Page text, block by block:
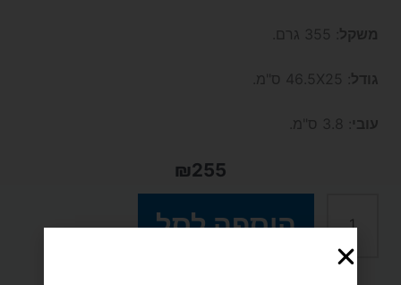
משקל: 355 גרם.
גודל: 46.5X25 ס"מ.
עובי: 3.8 ס"מ.
₪255
הוספה לסל